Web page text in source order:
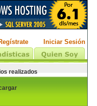
Iniciar Sesión
realizados